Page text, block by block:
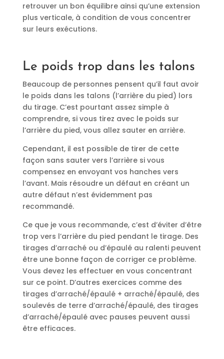
retrouver un bon équilibre ainsi qu’une extension
plus verticale, à condition de vous concentrer
sur leurs exécutions.
Le poids trop dans les talons
Beaucoup de personnes pensent qu’il faut avoir
le poids dans les talons (l’arrière du pied) lors
du tirage. C’est pourtant assez simple à
comprendre, si vous tirez avec le poids sur
l’arrière du pied, vous allez sauter en arrière.
Cependant, il est possible de tirer de cette
façon sans sauter vers l’arrière si vous
compensez en envoyant vos hanches vers
l’avant. Mais résoudre un défaut en créant un
autre défaut n’est évidemment pas
recommandé.
Ce que je vous recommande, c’est d’éviter d’être
trop vers l’arrière du pied pendant le tirage. Des
tirages d’arraché ou d’épaulé au ralenti peuvent
être une bonne façon de corriger ce problème.
Vous devez les effectuer en vous concentrant
sur ce point. D’autres exercices comme des
tirages d’arraché/épaulé + arraché/épaulé, des
soulevés de terre d’arraché/épaulé, des tirages
d’arraché/épaulé avec pauses peuvent aussi
être efficaces.